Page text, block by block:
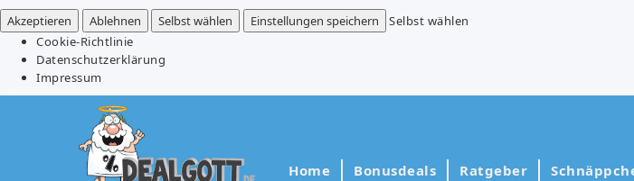
Akzeptieren
Ablehnen Selbst wählen Einstellungen speichern
Selbst wählen
Cookie-Richtlinie
Datenschutzerklärung
Impressum
Home Bonusdeals Ratgeber